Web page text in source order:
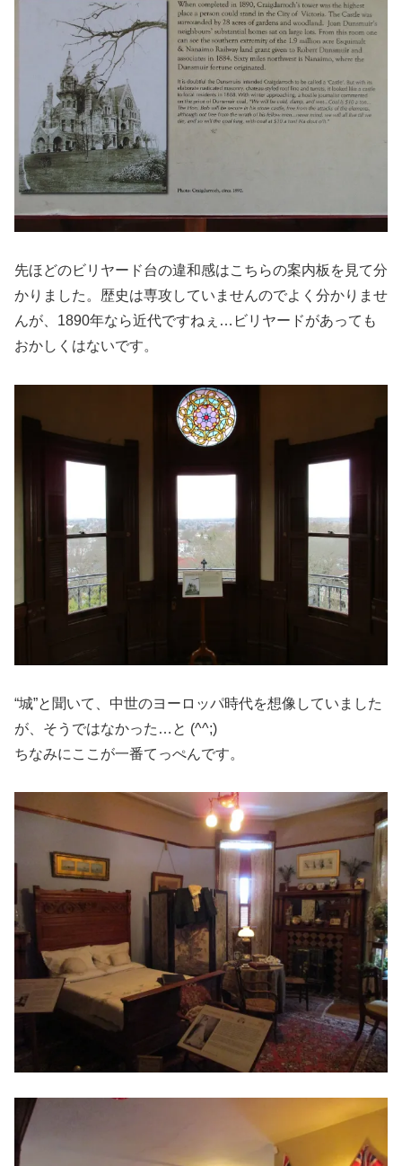
先ほどのビリヤード台の違和感はこちらの案内板を見て分
かりました。歴史は専攻していませんのでよく分かりませ
んが、1890年なら近代ですねぇ…ビリヤードがあっても
おかしくはないです。
“城”と聞いて、中世のヨーロッパ時代を想像していました
が、そうではなかった…と (^^;)
ちなみにここが一番てっぺんです。